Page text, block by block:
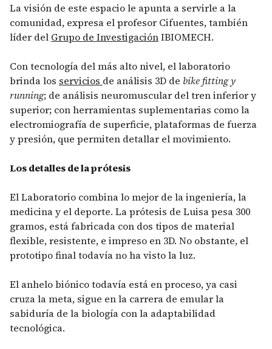
La visión de este espacio le apunta a servirle a la
comunidad, expresa el profesor Cifuentes, también
líder del Grupo de InvestigaciónIBIOMECH.
Con tecnología del más alto nivel, el laboratorio
brinda los servicios de análisis 3D de bike fitting y
running; de análisis neuromuscular del tren inferior y
superior; con herramientas suplementarias como la
electromiografía de superficie, plataformas de fuerza
y presión, que permiten detallar el movimiento.
Los detalles de la prótesis
El Laboratorio combina lo mejor de la ingeniería, la
medicina y el deporte. La prótesis de Luisa pesa 300
gramos, está fabricada con dos tipos de material
flexible, resistente, e impreso en 3D. No obstante, el
prototipo final todavía no ha visto la luz.
El anhelo biónico todavía está en proceso, ya casi
cruza la meta, sigue en la carrera de emular la
sabiduría de la biología con la adaptabilidad
tecnológica.